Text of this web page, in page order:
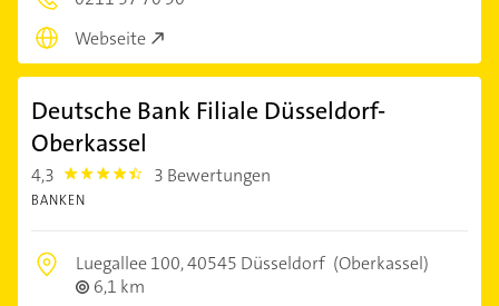
Webseite
Deutsche Bank Filiale Düsseldorf-
Oberkassel
4,3 4.3 3 Bewertungen
BANKEN
Luegallee 100,40545 Düsseldorf (Oberkassel)
6,1 km